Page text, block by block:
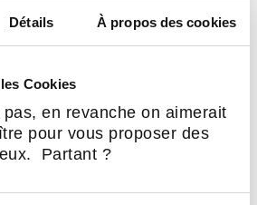
Détails À propos des cookies
Cookies
en revanche on aimerait
pour vous proposer des
Partant ?
, l’enseigne s’affirme comme un
transition vers un modèle
et respectueux de
franchise engagée pour
en France
dans le secteur de
fort en matière de